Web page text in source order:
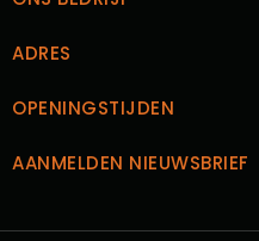
ADRES
OPENINGSTIJDEN
AANMELDEN NIEUWSBRIEF